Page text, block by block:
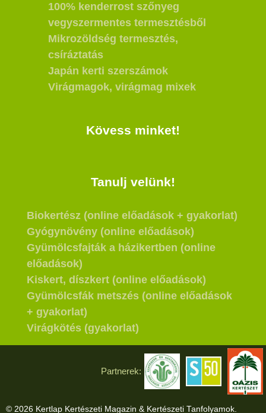
100% kenderrost szőnyeg
vegyszermentes termesztésből
Mikrozöldség termesztés,
csíráztatás
Japán kerti szerszámok
Virágmagok, virágmag mixek
Kövess minket!
Tanulj velünk!
Biokertész (online előadások + gyakorlat)
Gyógynövény (online előadások)
Gyümölcsfajták a házikertben (online
előadások)
Kiskert, díszkert (online előadások)
Gyümölcsfák metszés (online előadások
+ gyakorlat)
Virágkötés (gyakorlat)
Partnerek:
© 2026 Kertlap Kertészeti Magazin & Kertészeti Tanfolyamok.